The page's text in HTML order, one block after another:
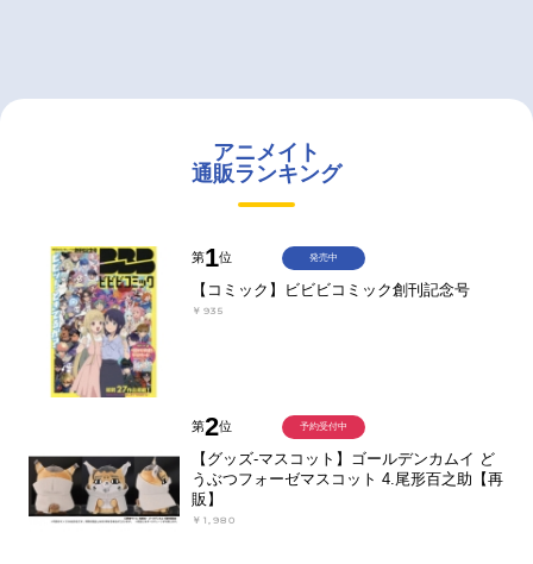
アニメイト
通販ランキング
第1位
【コミック】ビビビコミック創刊記念号
￥935
発売中
第2位
【グッズ-マスコット】ゴールデンカムイ ど
うぶつフォーゼマスコット 4.尾形百之助【再
販】
￥1,980
予約受付中